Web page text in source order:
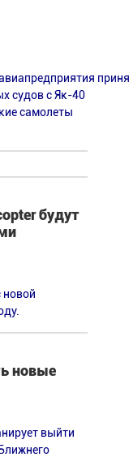
судовс Як-40
самолеты
будут
новой
новые
выйти